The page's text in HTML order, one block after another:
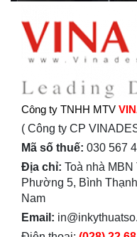
Công ty TNHH MTV
( Công ty CP
Mã số thuế: 030 567
Địa chỉ: Toà nhà
Phường 5, Bình
Nam
Email: